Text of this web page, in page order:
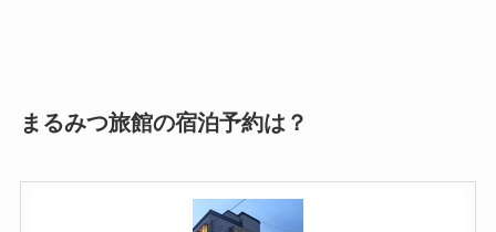
まるみつ旅館の宿泊予約は？